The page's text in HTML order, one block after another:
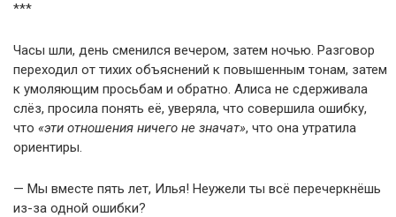
***
Часы шли, день сменился вечером, затем ночью. Разговор
переходил от тихих объяснений к повышенным тонам, затем
к умоляющим просьбам и обратно. Алиса не сдерживала
слёз, просила понять её, уверяла, что совершила ошибку,
что «эти отношения ничего не значат», что она утратила
ориентиры.
— Мы вместе пять лет, Илья! Неужели ты всё перечеркнёшь
из-за одной ошибки?